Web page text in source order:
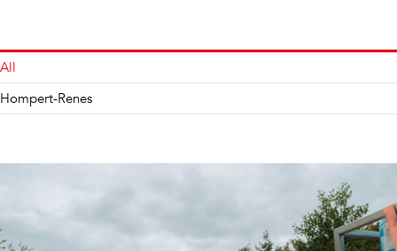
All
Hompert-Renes